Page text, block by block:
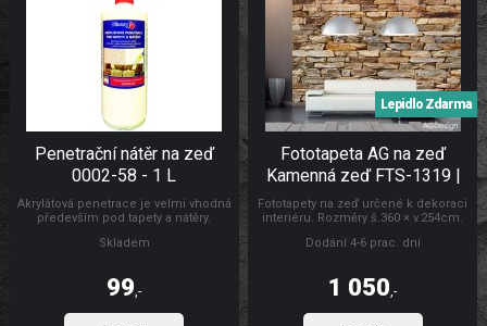
Penetrační nátěr na zeď
0002-58 - 1 L
Akrylátová penetrace je velmi vhodná
především pod tapety a nátěry.
akrylátového kopolymeru.
Skladem
99 ,-
Fototapeta AG na zeď
Kamenná zeď FTS-1319 |
360x254 cm
Fototapety na zeď určené k dekoraci
interiéru. Rozměry š.360 × v.254cm.
v ČR. Snadné lepení ve čtyřech
Lepidlo Zdarma
Dodání 4-6 prac. dní
1 050 ,-